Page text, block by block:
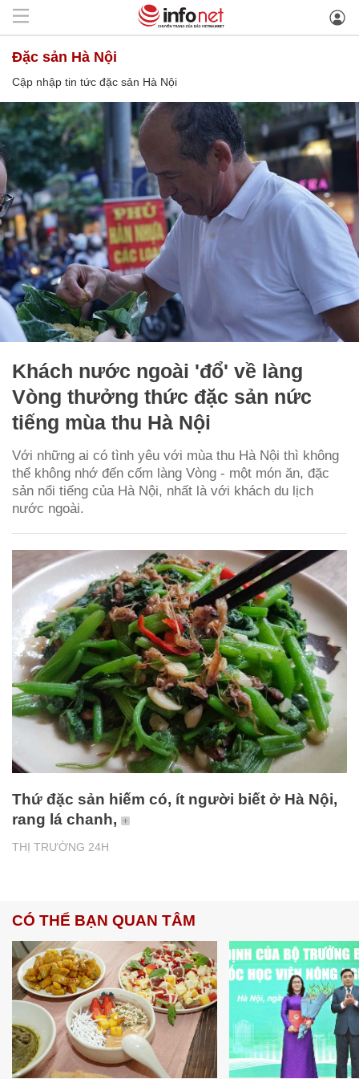
đặc sản Hà Nội
Cập nhập tin tức đặc sản Hà Nội
Khách nước ngoài 'đổ' về làng
Vòng thưởng thức đặc sản nức
tiếng mùa thu Hà Nội
Với những ai có tình yêu với mùa thu Hà Nội thì không
thể không nhớ đến cốm làng Vòng - một món ăn, đặc
sản nổi tiếng của Hà Nội, nhất là với khách du lịch
nước ngoài.
THỊ TRƯỜNG 24H
Thứ đặc sản hiếm có, ít người biết ở Hà Nội,
rang lá chanh,
CÓ THỂ BẠN QUAN TÂM